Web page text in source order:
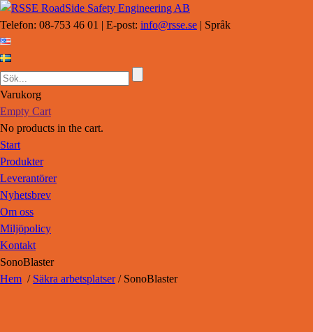
Telefon: 08-753 46 01 | E-post: info@rsse.se | Språk
Varukorg
Empty Cart
No products in the cart.
Start
Produkter
Leverantörer
Nyhetsbrev
Om oss
Miljöpolicy
Kontakt
SonoBlaster
Hem / Säkra arbetsplatser/ SonoBlaster